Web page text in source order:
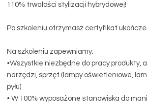
110% trwałości stylizacji hybrydowej!
Po szkoleniu otrzymasz certyfikat
Na szkoleniu zapewniamy:
•Wszystkie niezbędne do pracy produkty,
narzędzi, sprzęt (lampy oświetleniowe,
pyłu)
• W 100% wyposażone stanowiska do